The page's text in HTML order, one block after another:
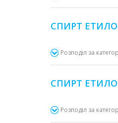
СПИРТ
Розподіл за
СПИРТ
Розподіл за